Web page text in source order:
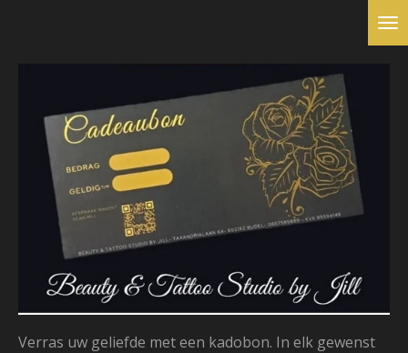
hoofdinhoud
Verras uw geliefde met een kadobon. In elk gewenst